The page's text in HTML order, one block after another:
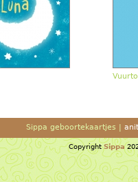
Sippa geboortekaartjes |
CopyrightSippa